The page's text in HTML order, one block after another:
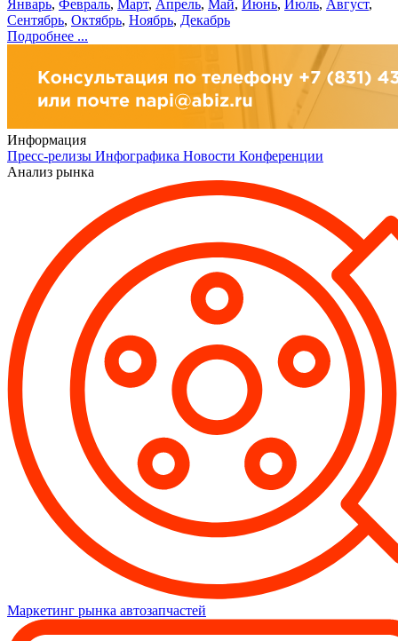
Январь, Февраль, Март, Апрель, Май, Июнь, Июль, Август,
Сентябрь, Октябрь, Ноябрь, Декабрь
Подробнее ...
Информация
Пресс-релизы Инфографика Новости Конференции
Анализ рынка
Маркетинг рынка автозапчастей